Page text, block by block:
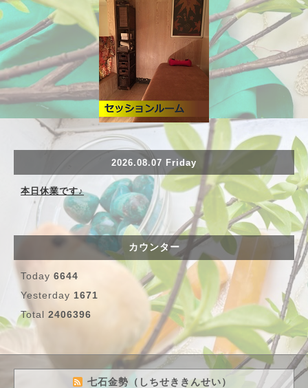
2026.08.07 Friday
本日休業です♪
カウンター
Today 6644
Yesterday 1671
Total 2406396
七石金勢（しちせききんせい）